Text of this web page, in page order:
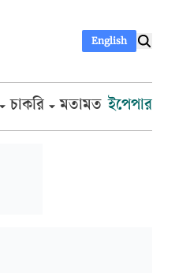
English
চাকরি মতামত ইপেপার